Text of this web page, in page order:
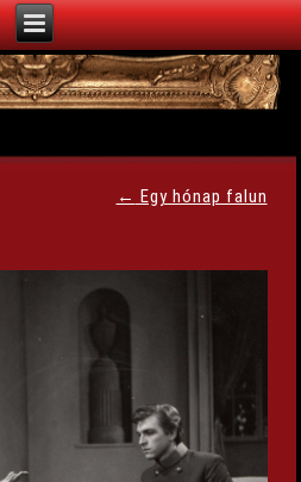
← Egy hónap falun